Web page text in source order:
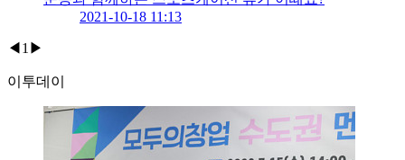
2021-10-18 11:13
◀ 1 ▶
이투데이